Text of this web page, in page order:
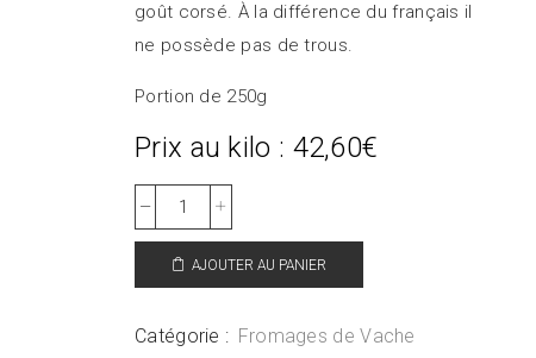
goût corsé. À la différence du français il
ne possède pas de trous.
Portion de 250g
Prix au kilo : 42,60€
AJOUTER AU PANIER
Catégorie : Fromages de Vache